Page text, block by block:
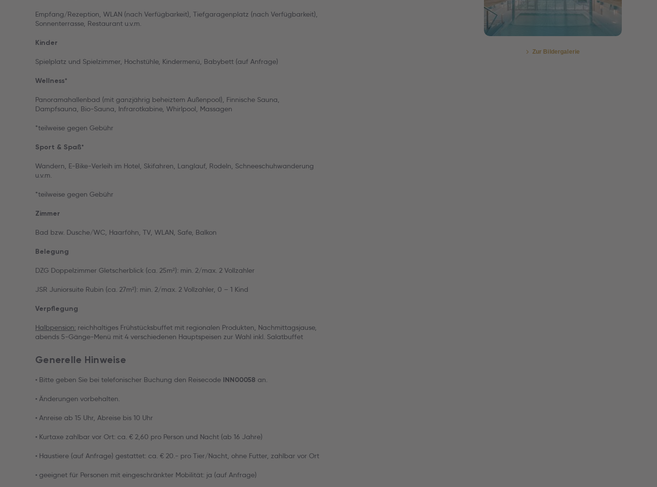
Empfang/Rezeption, WLAN (nach Verfügbarkeit), Tiefgaragenplatz (nach Verfügbarkeit),
Sonnenterrasse, Restaurant u.v.m.
Kinder
Spielplatz und Spielzimmer, Hochstühle, Kindermenü, Babybett (auf Anfrage)
Wellness*
Panoramahallenbad (mit ganzjährig beheiztem Außenpool), Finnische Sauna,
Dampfsauna, Bio-Sauna, Infrarotkabine, Whirlpool, Massagen
*teilweise gegen Gebühr
Sport & Spaß*
Wandern, E-Bike-Verleih im Hotel, Skifahren, Langlauf, Rodeln, Schneeschuhwanderung
u.v.m.
*teilweise gegen Gebühr
Zimmer
Bad bzw. Dusche/WC, Haarföhn, TV, WLAN, Safe, Balkon
Belegung
DZG Doppelzimmer Gletscherblick (ca. 25m²): min. 2/max. 2 Vollzahler
JSR Juniorsuite Rubin (ca. 27m²): min. 2/max. 2 Vollzahler, 0 – 1 Kind
Verpflegung
Halbpension: reichhaltiges Frühstücksbuffet mit regionalen Produkten, Nachmittagsjause,
abends 5-Gänge-Menü mit 4 verschiedenen Hauptspeisen zur Wahl inkl. Salatbuffet
Generelle Hinweise
• Bitte geben Sie bei telefonischer Buchung den Reisecode INN00058 an.
• Änderungen vorbehalten.
• Anreise ab 15 Uhr, Abreise bis 10 Uhr
• Kurtaxe zahlbar vor Ort: ca. € 2,60 pro Person und Nacht (ab 16 Jahre)
• Haustiere (auf Anfrage) gestattet: ca. € 20.- pro Tier/Nacht, ohne Futter, zahlbar vor Ort
• geeignet für Personen mit eingeschränkter Mobilität: ja (auf Anfrage)
Zur Bildergalerie